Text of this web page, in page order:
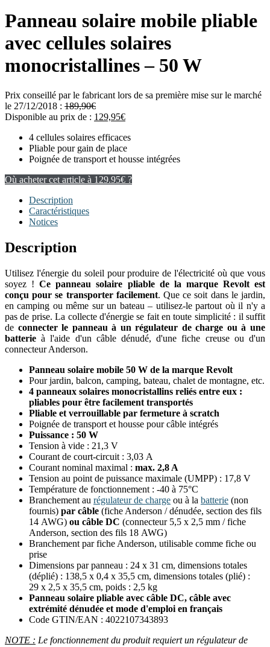
Panneau solaire mobile pliable
avec cellules solaires
monocristallines – 50 W
Prix conseillé par le fabricant lors de sa première mise sur le marché
le 27/12/2018 : 189,90€
Disponible au prix de : 129,95€
4 cellules solaires efficaces
Pliable pour gain de place
Poignée de transport et housse intégrées
Où acheter cet article à 129.95€ ?
Description
Caractéristiques
Notices
Description
Utilisez l'énergie du soleil pour produire de l'électricité où que vous
soyez !Ce panneau solaire pliable de la marque Revolt est
conçu pour se transporter facilement. Que ce soit dans le jardin,
en camping ou même sur un bateau – utilisez-le partout où il n'y a
pas de prise. La collecte d'énergie se fait en toute simplicité : il suffit
de connecter le panneau à un régulateur de charge ou à une
batterieà l'aide d'un câble dénudé, d'une fiche creuse ou d'un
connecteur Anderson.
Panneau solaire mobile 50 W de la marque Revolt
Pour jardin, balcon, camping, bateau, chalet de montagne, etc.
4 panneaux solaires monocristallins reliés entre eux :
pliables pour être facilement transportés
Pliable et verrouillable par fermeture à scratch
Poignée de transport et housse pour câble intégrés
Puissance : 50 W
Tension à vide : 21,3 V
Courant de court-circuit : 3,03 A
Courant nominal maximal : max. 2,8 A
Tension au point de puissance maximale (UMPP) : 17,8 V
Température de fonctionnement : -40 à 75°C
Branchement au régulateur de charge ou à la batterie (non
fournis) par câble (fiche Anderson / dénudée, section des fils
14 AWG) ou câble DC (connecteur 5,5 x 2,5 mm / fiche
Anderson, section des fils 18 AWG)
Branchement par fiche Anderson, utilisable comme fiche ou
prise
Dimensions par panneau : 24 x 31 cm, dimensions totales
(déplié) : 138,5 x 0,4 x 35,5 cm, dimensions totales (plié) :
29 x 2,5 x 35,5 cm, poids : 2,5 kg
Panneau solaire pliable avec câble DC, câble avec
extrémité dénudée et mode d'emploi en français
Code GTIN/EAN : 4022107343893
NOTE : Le fonctionnement du produit requiert un régulateur de